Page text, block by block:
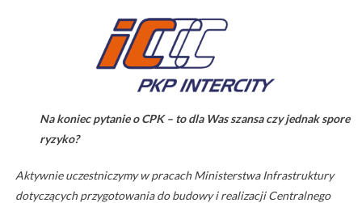
Na koniec pytanie o CPK – to dla Was szansa czy jednak spore
ryzyko?
Aktywnie uczestniczymy w pracach Ministerstwa Infrastruktury
dotyczących przygotowania do budowy i realizacji Centralnego